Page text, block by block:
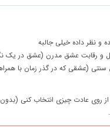
و نظر داده خیلی جالبه
و رقابت عشق مدرن (عشق در یک
(عشقی که در گذر زمان با
روی عادت چیزی انتخاب کنی (بدون